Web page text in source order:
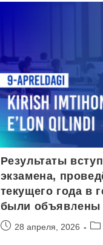
Результаты
экзамена,
текущего года в
были объявлены
28 апреля, 2026